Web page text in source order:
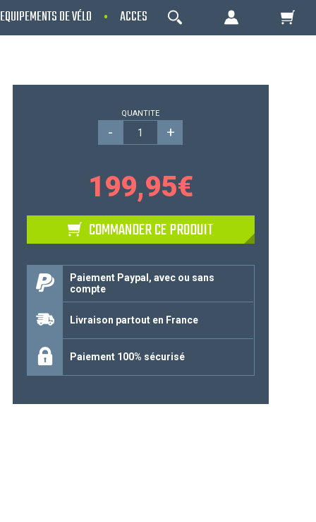
EQUIPEMENTS DE VÉLO ACCESSOIRES OCCASIONS -
OK
lui un but ! C'est un lieu temporaire où est
Continuer mes achats
QUANTITE
- +
199,95€
COMMANDER CE PRODUIT
Paiement Paypal, avec ou sans
compte
Livraison partout en France
Paiement 100% sécurisé